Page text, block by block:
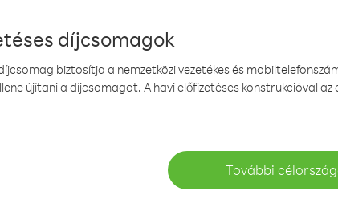
díjcsomagok
biztosítja a nemzetközi vezetékes és
újítani a díjcsomagot. A havi előfizetéses konstrukcióval
További